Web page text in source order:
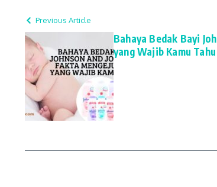
Previous Article
Bahaya Bedak Bayi
yang Wajib Kamu Tahu